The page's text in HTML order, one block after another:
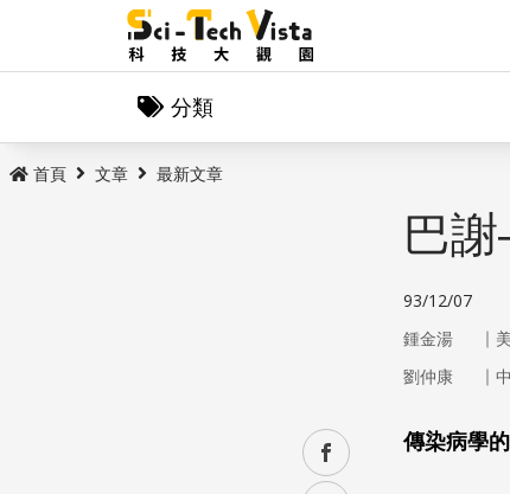
分類
首頁 文章 最新文章
facebook
巴
93/12/07
鍾金湯 ｜
劉仲康
｜
傳染病學